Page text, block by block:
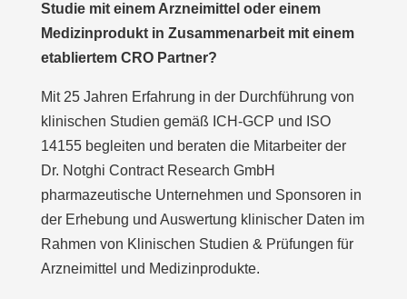
Studie mit einem Arzneimittel oder einem
Medizinprodukt in Zusammenarbeit mit einem
etabliertem CRO Partner?
Mit 25 Jahren Erfahrung in der Durchführung von
klinischen Studien gemäß ICH-GCP und ISO
14155 begleiten und beraten die Mitarbeiter der
Dr. Notghi Contract Research GmbH
pharmazeutische Unternehmen und Sponsoren in
der Erhebung und Auswertung klinischer Daten im
Rahmen von Klinischen Studien & Prüfungen für
Arzneimittel und Medizinprodukte.